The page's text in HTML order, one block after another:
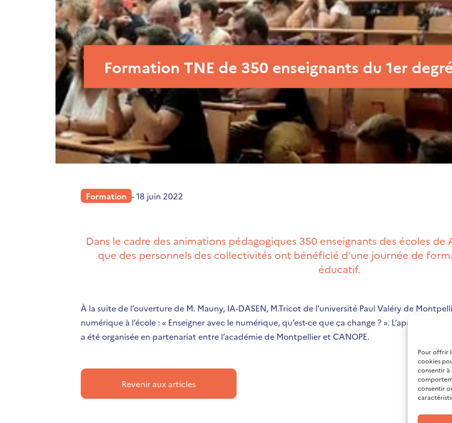
Pour offrir
cookies
consentir à
consentir
Formation TNE de 350 enseignants du 1er
Formation - 18 juin 2022
Dans le cadre des animations pédagogiques 350 enseignants des écoles de
que des personnels des collectivités ont bénéficié d’une journée de
éducatif.
À la suite de l’ouverture de M. Mauny, IA-DASEN, M.Tricot de l’université Paul Valéry de
numérique à l’école : « Enseigner avec le numérique, qu’est-ce que ça change ? ». L’après-midi
a été organisée en partenariat entre l’académie de Montpellier et CANOPE.
Revenir aux articles